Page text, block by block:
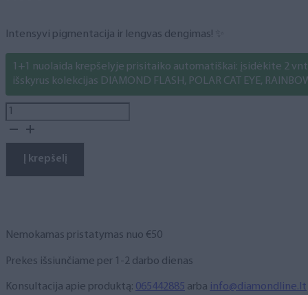
Intensyvi pigmentacija ir lengvas dengimas! ✨
1+1 nuolaida krepšelyje prisitaiko automatiškai: įsidėkite 2
išskyrus kolekcijas DIAMOND FLASH, POLAR CAT EYE,
produkto
kiekis:
lakas
Į krepšelį
Nemokamas pristatymas nuo €50
Prekes išsiunčiame per 1-2 darbo dienas
Konsultacija apie produktą: 065442885 arba info@diamondline.lt